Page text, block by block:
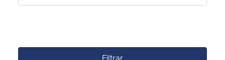
Filtrar